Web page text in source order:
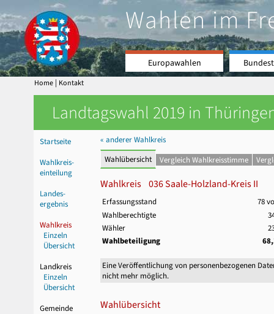
Wahlen im
Europawahlen
Home | Kontakt
Landtagswahl 2019 in
Startseite
Wahlkreis-
einteilung
Landes-
ergebnis
Wahlkreis
Einzeln
Übersicht
Landkreis
Einzeln
Übersicht
Gemeinde
« anderer Wahlkreis
Wahlübersicht
Vergleich Wahlkreisstimme
Wahlkreis 036 Saale-Holzland-Kreis II
Erfassungsstand
78
Wahlberechtigte
Wähler
Wahlbeteiligung
Eine Veröffentlichung von personenbezogenen
nicht mehr möglich.
Wahlübersicht